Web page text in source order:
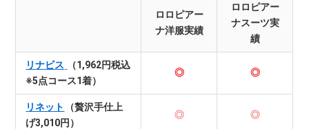
ロロピアー
ナ洋服実績
ロロピアー
ナスーツ実
績
リナビス
（1,962円税込
※5点コース1着）
◎ ◎
リネット
（贅沢手仕上
げ3,010円）
◎ ◎